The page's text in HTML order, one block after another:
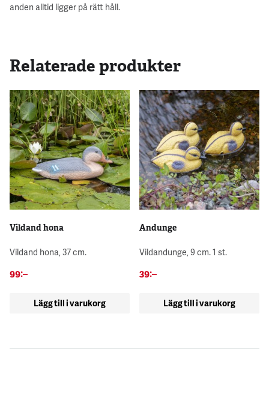
anden alltid ligger på rätt håll.
Relaterade produkter
Vildand hona
Vildand hona, 37 cm.
99:–
Lägg till i varukorg
Andunge
Vildandunge, 9 cm. 1 st.
39:–
Lägg till i varukorg